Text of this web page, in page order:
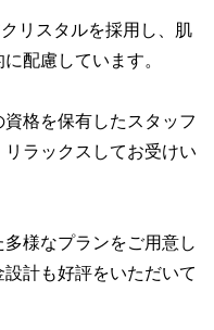
リスタルを採用し、肌
配慮しています。
格を保有したスタッフ
ラックスしてお受けい
様なプランをご用意し
計も好評をいただいて